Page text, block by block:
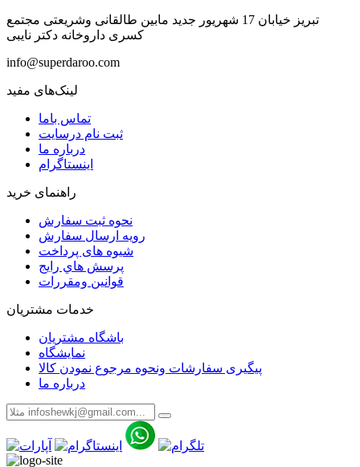
تبریز خیابان 17 شهریور جدید مابین طالقانی وشریعتی مجتمع
کسری داروخانه دکتر نایبی
info@superdaroo.com
لینک‌های مفید
تماس باما
ثبت نام درسایت
درباره ما
اینستاگرام
راهنمای خرید
نحوه ثبت سفارش
رویه ارسال سفارش
شیوه های پرداخت
پرسش هاي رايج
قوانین ومقررات
خدمات مشتریان
باشگاه مشتریان
نمایشگاه
پیگیری سفارشات ونحوه مرجوع نمودن کالا
درباره ما